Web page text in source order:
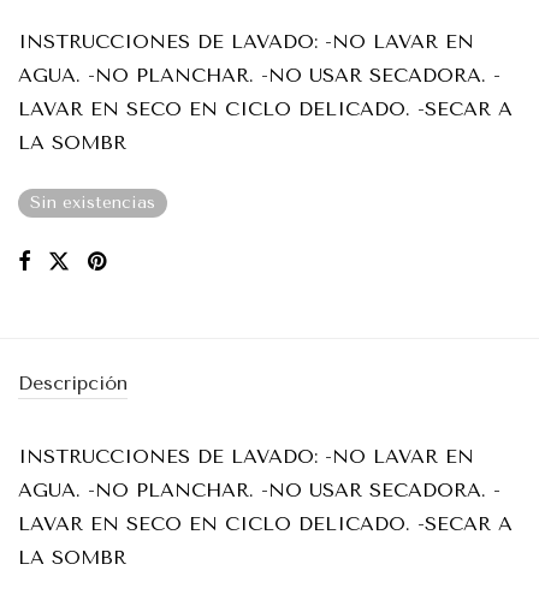
INSTRUCCIONES DE LAVADO: -NO LAVAR EN
AGUA. -NO PLANCHAR. -NO USAR SECADORA. -
LAVAR EN SECO EN CICLO DELICADO. -SECAR A
LA SOMBR
Sin existencias
Descripción
INSTRUCCIONES DE LAVADO: -NO LAVAR EN
AGUA. -NO PLANCHAR. -NO USAR SECADORA. -
LAVAR EN SECO EN CICLO DELICADO. -SECAR A
LA SOMBR